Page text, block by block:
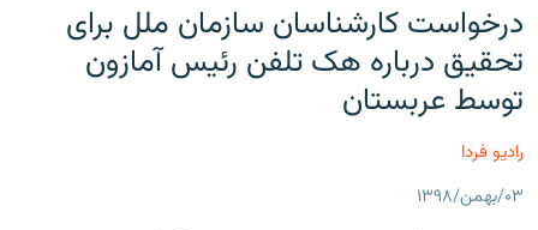
منوی
اصلی
رفتن
صفحه
جستجو
جهان
رادیو
درخواست کارشناسان سازمان ملل برای
تحقیق درباره هک تلفن رئیس آمازون
توسط عربستان
رادیو فردا
۰۳/بهمن/۱۳۹۸